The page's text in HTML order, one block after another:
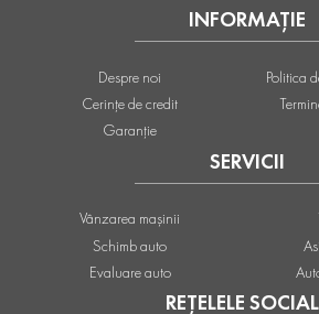
SERVICII
Vânzarea mașinii
Schimb auto
Evaluare auto
INFORMAȚIE
Despre noi
Cerințe de credit
Garanție
Politica
REȚELELE